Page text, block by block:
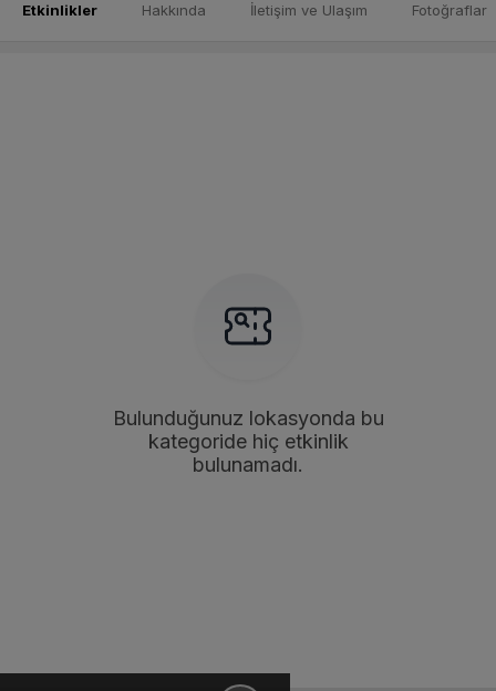
Etkinlikler Hakkında İletişim ve Ulaşım Fotoğraflar
Bulunduğunuz lokasyonda bu
kategoride hiç etkinlik
bulunamadı.